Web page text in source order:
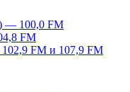
— 100,0 FM
FM
FM и 107,9 FM